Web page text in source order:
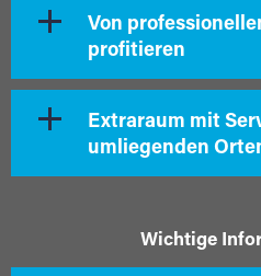
Von
profitieren
Extraraum mit
umliegenden
Wichtige